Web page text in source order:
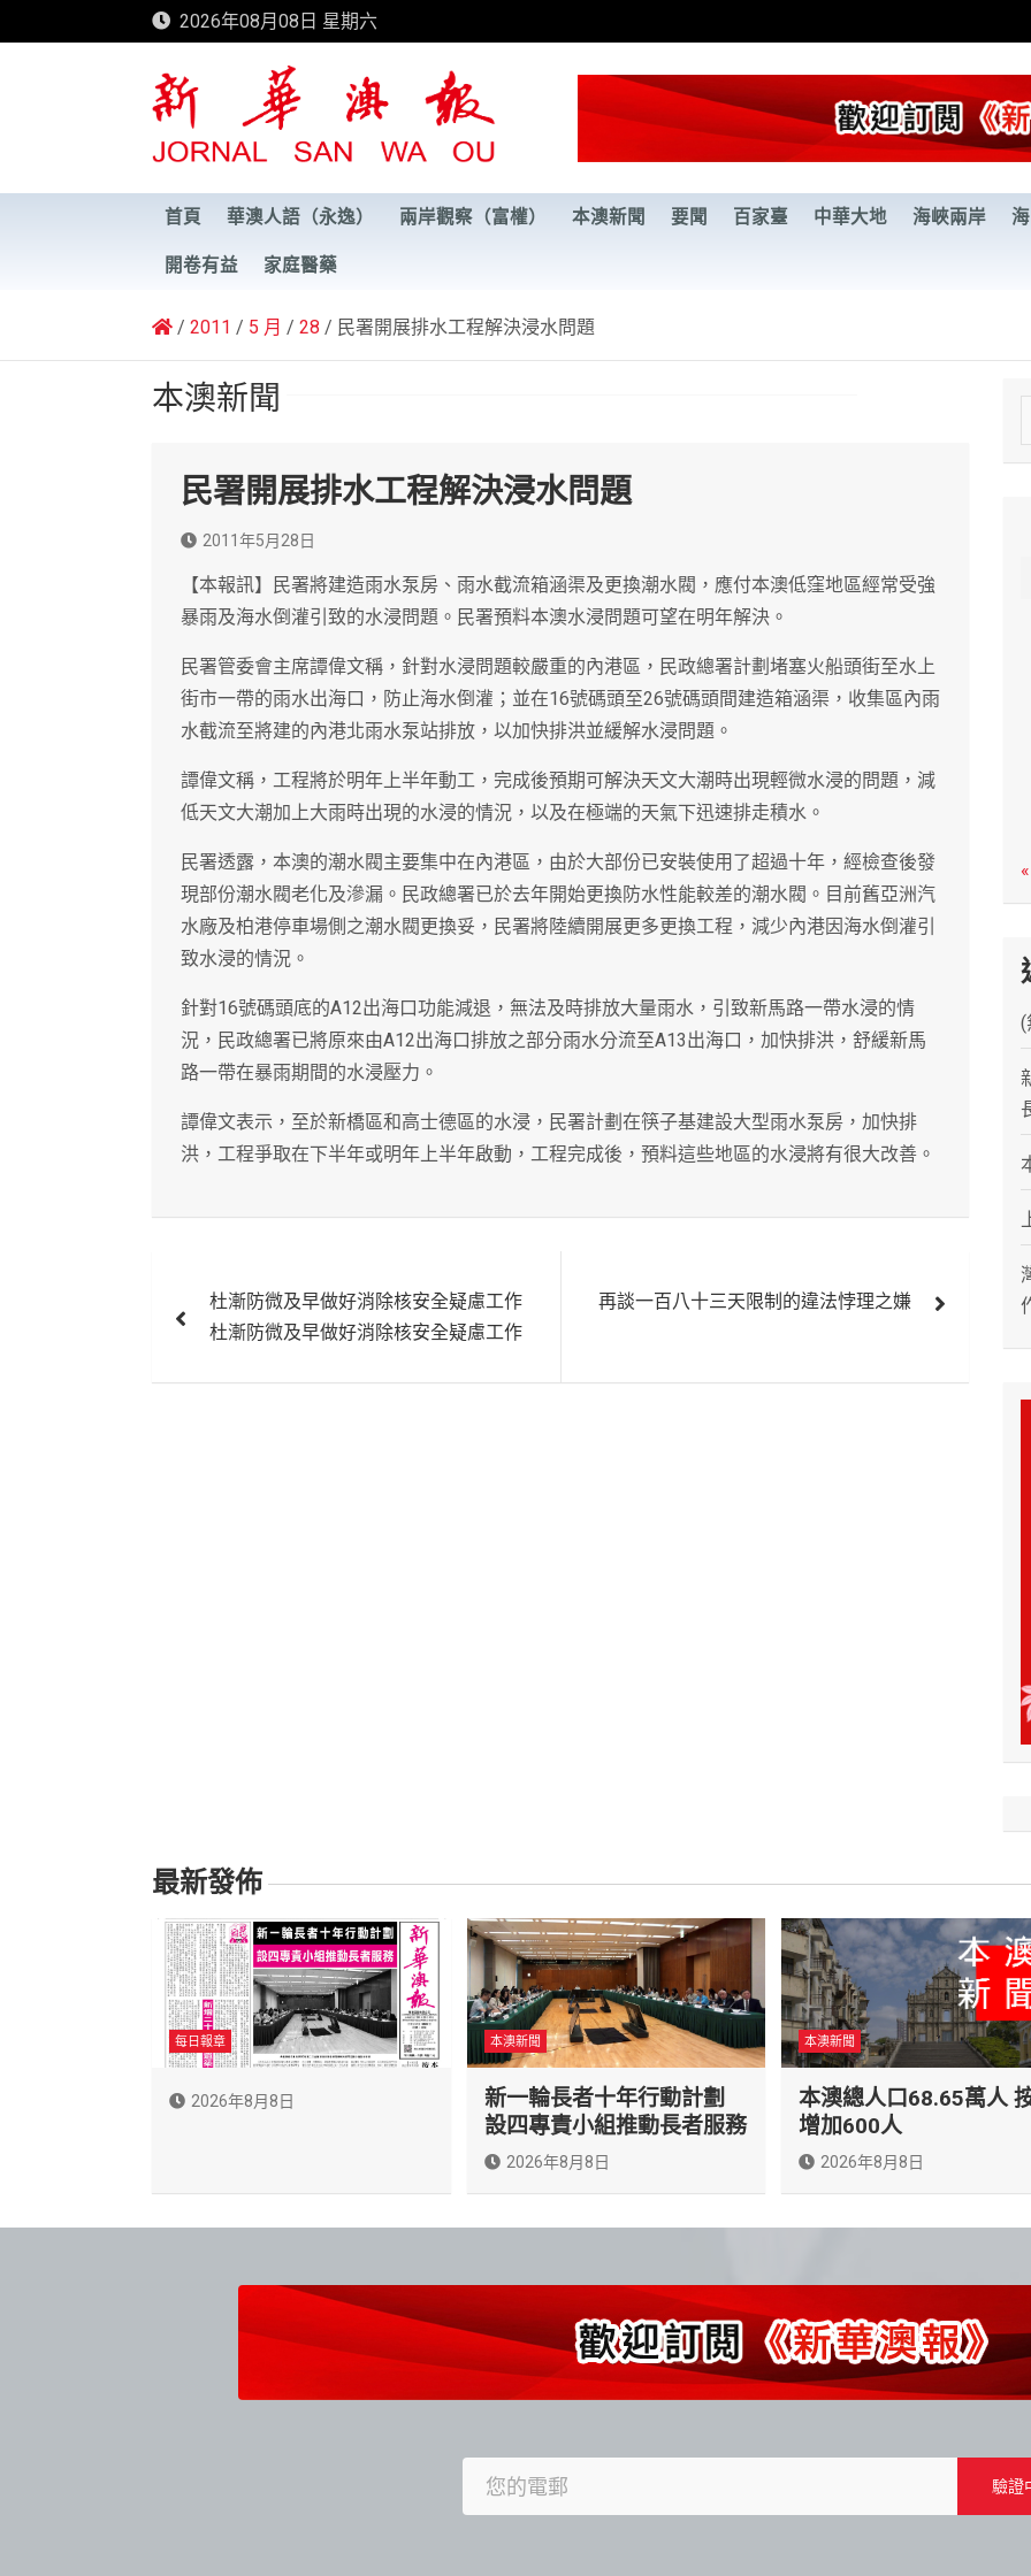
to
2026年08月08日 星期六
新華澳報
首頁 華澳人語（永逸） 兩岸觀察（富權） 本澳新聞 要聞 百家臺 中華大地 海峽兩岸
開卷有益 家庭醫藥
2011 5 月 28 民署開展排水工程解決浸水問題
本澳新聞
民署開展排水工程解決浸水問題
2011年5月28日
【本報訊】民署將建造雨水泵房、雨水截流箱涵渠及更換潮水閥，應付本澳低窪地區經常受強
暴雨及海水倒灌引致的水浸問題。民署預料本澳水浸問題可望在明年解決。
民署管委會主席譚偉文稱，針對水浸問題較嚴重的內港區，民政總署計劃堵塞火船頭街至水上
街市一帶的雨水出海口，防止海水倒灌；並在16號碼頭至26號碼頭間建造箱涵渠，收集區內雨
水截流至將建的內港北雨水泵站排放，以加快排洪並緩解水浸問題。
譚偉文稱，工程將於明年上半年動工，完成後預期可解決天文大潮時出現輕微水浸的問題，減
低天文大潮加上大雨時出現的水浸的情況，以及在極端的天氣下迅速排走積水。
民署透露，本澳的潮水閥主要集中在內港區，由於大部份已安裝使用了超過十年，經檢查後發
現部份潮水閥老化及滲漏。民政總署已於去年開始更換防水性能較差的潮水閥。目前舊亞洲汽
水廠及柏港停車場側之潮水閥更換妥，民署將陸續開展更多更換工程，減少內港因海水倒灌引
致水浸的情況。
針對16號碼頭底的A12出海口功能減退，無法及時排放大量雨水，引致新馬路一帶水浸的情
況，民政總署已將原來由A12出海口排放之部分雨水分流至A13出海口，加快排洪，舒緩新馬
路一帶在暴雨期間的水浸壓力。
譚偉文表示，至於新橋區和高士德區的水浸，民署計劃在筷子基建設大型雨水泵房，加快排
洪，工程爭取在下半年或明年上半年啟動，工程完成後，預料這些地區的水浸將有很大改善。
章
杜漸防微及早做好消除核安全疑慮工作
杜漸防微及早做好消除核安全疑慮工作
再談一百八十三天限制的違法悖理之嫌
e
(
最新發佈
每日報章
2026年8月8日
本澳新聞
新一輪長者十年行動計劃
設四專責小組推動長者服務
2026年8月8日
本澳新聞
本澳總人口68.65萬人
增加600人
2026年8月8日